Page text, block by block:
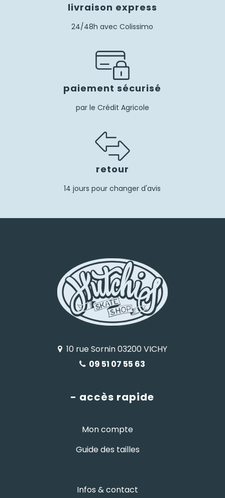
livraison express
24/48h avec Colissimo
paiement sécurisé
par le Crédit Agricole
retour
14 jours pour changer d'avis
10 rue Sornin 03200 VICHY
09 51 07 55 63
- accès rapide
Mon compte
Guide des tailles
Infos & contact